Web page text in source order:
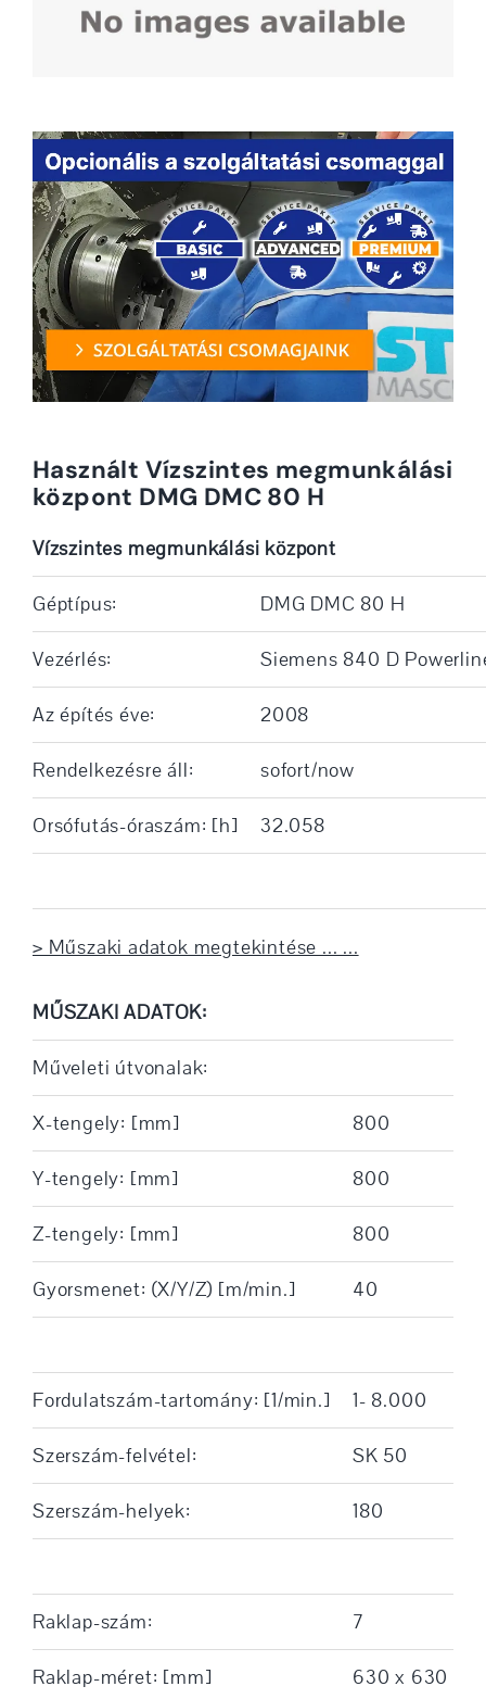
Használt Vízszintes megmunkálási
központ DMG DMC 80 H
Vízszintes megmunkálási központ
Géptípus: DMG DMC 80 H
Vezérlés: Siemens 840 D
Az építés éve: 2008
Rendelkezésre áll: sofort/now
Orsófutás-óraszám: [h] 32.058
> Műszaki adatok megtekintése ... ...
MŰSZAKI ADATOK:
Műveleti útvonalak:
X-tengely: [mm] 800
Y-tengely: [mm] 800
Z-tengely: [mm] 800
Gyorsmenet: (X/Y/Z) [m/min.] 40
Fordulatszám-tartomány: [1/min.] 1- 8.000
Szerszám-felvétel: SK 50
Szerszám-helyek: 180
Raklap-szám: 7
Raklap-méret: [mm] 630 x 630